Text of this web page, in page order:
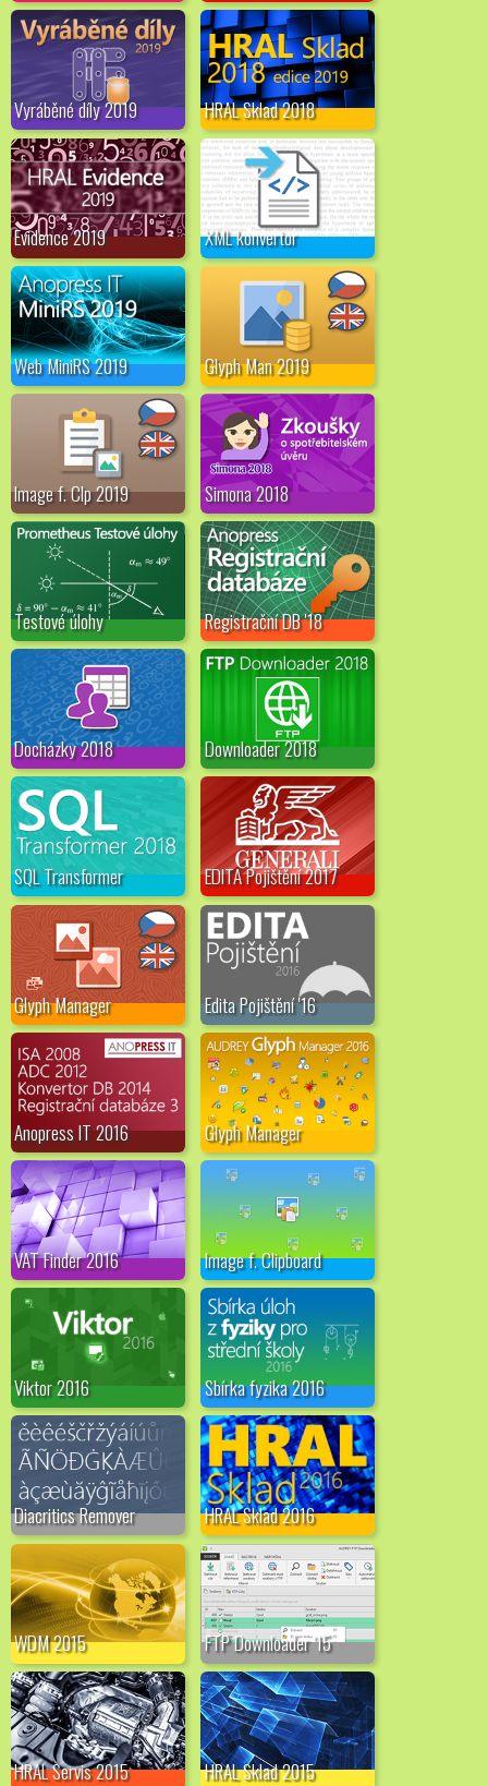
Vyráběné díly 2019 HRAL Sklad 2018
Evidence 2019 XML konvertor
Web MiniRS 2019 Glyph Man 2019
Image f. Clp 2019 Simona 2018
Testové úlohy Registrační DB '18
Docházky 2018 Downloader 2018
SQL Transformer EDITA Pojištění 2017
Glyph Manager Edita Pojištění '16
Anopress IT 2016 Glyph Manager
VAT Finder 2016 Image f. Clipboard
Viktor 2016 Sbírka fyzika 2016
Diacritics Remover HRAL Sklad 2016
WDM 2015 FTP Downloader '15
HRAL Servis 2015 HRAL Sklad 2015